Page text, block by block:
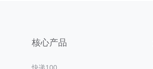
核心产品